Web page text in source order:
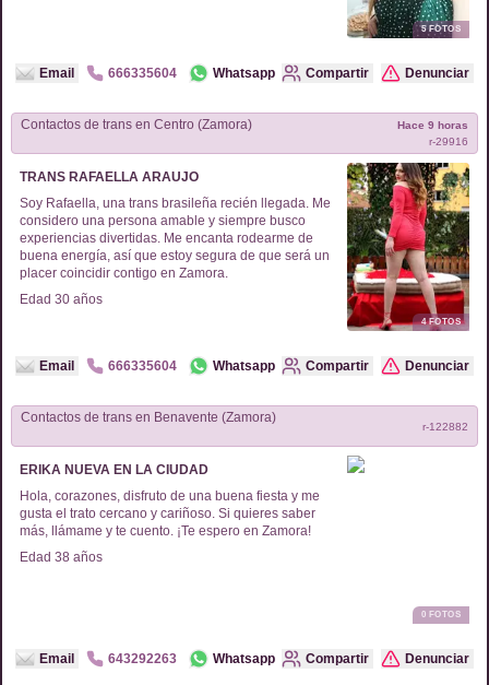
5FOTOS
Email 666335604 Whatsapp Compartir Denunciar
Contactos de trans en Centro (Zamora)
r-29916
Hace 9 horas
TRANS RAFAELLA ARAUJO
Soy Rafaella, una trans brasileña recién llegada. Me
considero una persona amable y siempre busco
experiencias divertidas. Me encanta rodearme de
buena energía, así que estoy segura de que será un
placer coincidir contigo en Zamora.
Edad 30 años
4FOTOS
Email 666335604 Whatsapp Compartir Denunciar
Contactos de trans en Benavente (Zamora)
r-122882
ERIKA NUEVA EN LA CIUDAD
Hola, corazones, disfruto de una buena fiesta y me
gusta el trato cercano y cariñoso. Si quieres saber
más, llámame y te cuento. ¡Te espero en Zamora!
Edad 38 años
0 FOTOS
Email 643292263 Whatsapp Compartir Denunciar